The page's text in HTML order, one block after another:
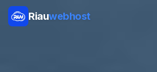
Riauwebhost